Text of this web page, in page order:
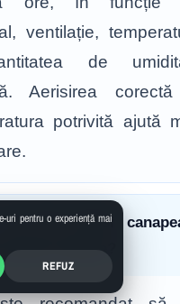
ventilație,
de
Aerisirea
potrivită ajută
Pot folosi
după curățare?
uri pentru o experiență mai
REFUZ